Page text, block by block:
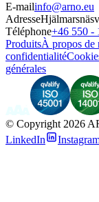
E-mailinfo@arno.eu
Adresse
Téléphone+46 550 -
ProduitsÀ propos de
confidentialité
générales
© Copyright 2026
LinkedIn